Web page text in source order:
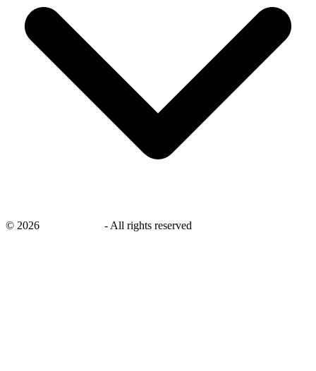
© 2026 - All rights reserved